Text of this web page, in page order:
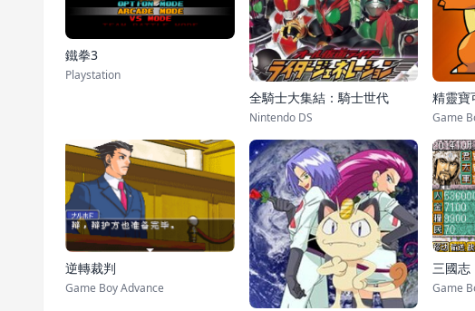
鐵拳3
Playstation
全騎士大集結：騎士世代
Nintendo DS
精靈寶
Game
逆轉裁判
Game Boy Advance
三國志
Game